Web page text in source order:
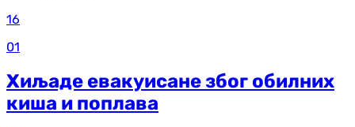
16
01
Хиљаде евакуисане због обилних
киша и поплава